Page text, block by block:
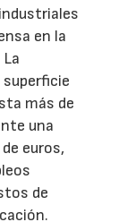
en la
más de
una
euros,
de